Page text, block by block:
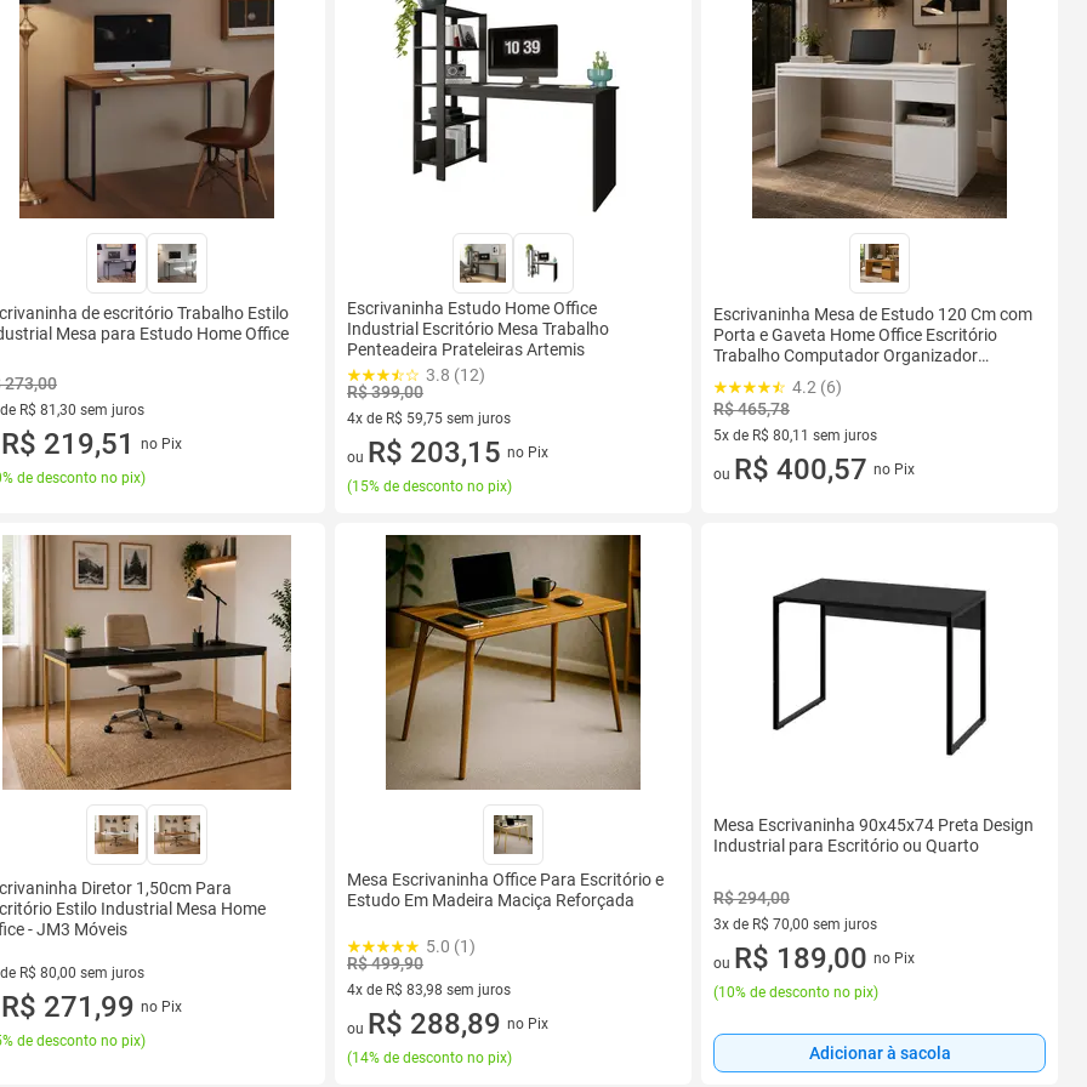
de escritório Trabalho Estilo
Mesa para Estudo Home Office
273,00
R$ 81,30 sem juros
de R$ 81,30 sem juros
R$ 219,51
no Pix
de desconto no pix)
Escrivaninha Estudo Home Office
Industrial Escritório Mesa Trabalho
Penteadeira Prateleiras Artemis
3.8 (12)
R$ 399,00
4x de R$ 59,75 sem juros
4 vez de R$ 59,75 sem juros
ou R$ 203,15 no Pix
(15% de desconto no pix)
Escrivaninha Mesa de Estudo 120 Cm com
Porta e Gaveta Home Office Escritório
Trabalho Computador Organizador
Moderna Multiuso
4.2 (6)
R$ 465,78
5x de R$ 80,11 sem juros
5 vez de R$ 80,11 sem juros
ou R$ 400,57 no Pix
Diretor 1,50cm Para
Estilo Industrial Mesa Home
- JM3 Móveis
R$ 80,00 sem juros
de R$ 80,00 sem juros
R$ 271,99 no Pix
de desconto no pix)
Mesa Escrivaninha Office Para Escritório e
Estudo Em Madeira Maciça Reforçada
5.0 (1)
R$ 499,90
4x de R$ 83,98 sem juros
4 vez de R$ 83,98 sem juros
ou R$ 288,89 no Pix
(14% de desconto no pix)
Mesa Escrivaninha 90x45x74 Preta Design
Industrial para Escritório ou Quarto
R$ 294,00
3x de R$ 70,00 sem juros
3 vez de R$ 70,00 sem juros
ou R$ 189,00 no Pix
(10% de desconto no pix)
Adicionar à sacola